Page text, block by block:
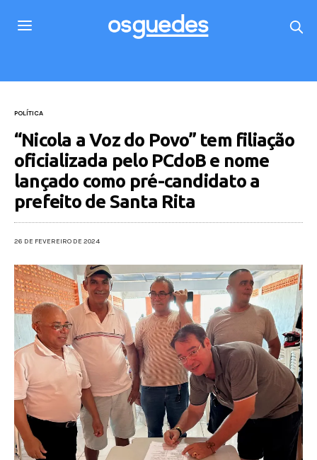
POLÍTICA
“Nicola a Voz do Povo” tem filiação
oficializada pelo PCdoB e nome
lançado como pré-candidato a
prefeito de Santa Rita
26 DE FEVEREIRO DE 2024